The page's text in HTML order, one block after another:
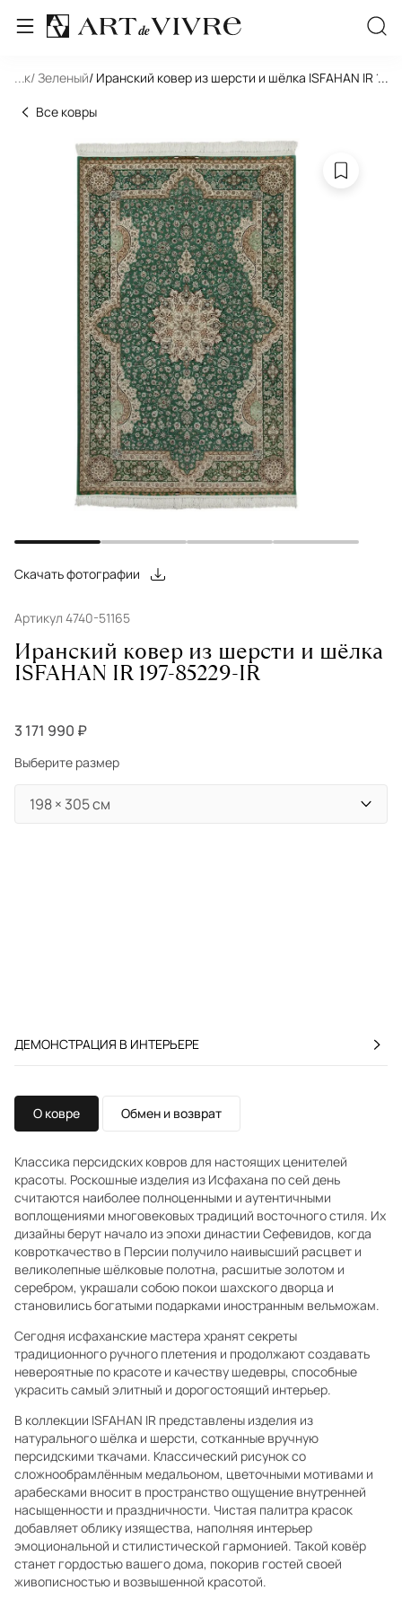
... / Зеленый/ Иранский ковер из шерсти и шёлка ISFAHAN IR ...
Все ковры
Скачать фотографии
Артикул 4740-51165
Иранский ковер из шерсти и шёлка
ISFAHAN IR 197-85229-IR
3 171 990 ₽
Выберите размер
ДЕМОНСТРАЦИЯ В ИНТЕРЬЕРЕ
О ковре Обмен и возврат
Классика персидских ковров для настоящих ценителей
красоты. Роскошные изделия из Исфахана по сей день
считаются наиболее полноценными и аутентичными
воплощениями многовековых традиций восточного стиля. Их
дизайны берут начало из эпохи династии Сефевидов, когда
ковроткачество в Персии получило наивысший расцвет и
великолепные шёлковые полотна, расшитые золотом и
серебром, украшали собою покои шахского дворца и
становились богатыми подарками иностранным вельможам.
Сегодня исфаханские мастера хранят секреты
традиционного ручного плетения и продолжают создавать
невероятные по красоте и качеству шедевры, способные
украсить самый элитный и дорогостоящий интерьер.
В коллекции ISFAHAN IR представлены изделия из
натурального шёлка и шерсти, сотканные вручную
персидскими ткачами. Классический рисунок со
сложнообрамлённым медальоном, цветочными мотивами и
арабесками вносит в пространство ощущение внутренней
насыщенности и праздничности. Чистая палитра красок
добавляет облику изящества, наполняя интерьер
эмоциональной и стилистической гармонией. Такой ковёр
станет гордостью вашего дома, покорив гостей своей
живописностью и возвышенной красотой.